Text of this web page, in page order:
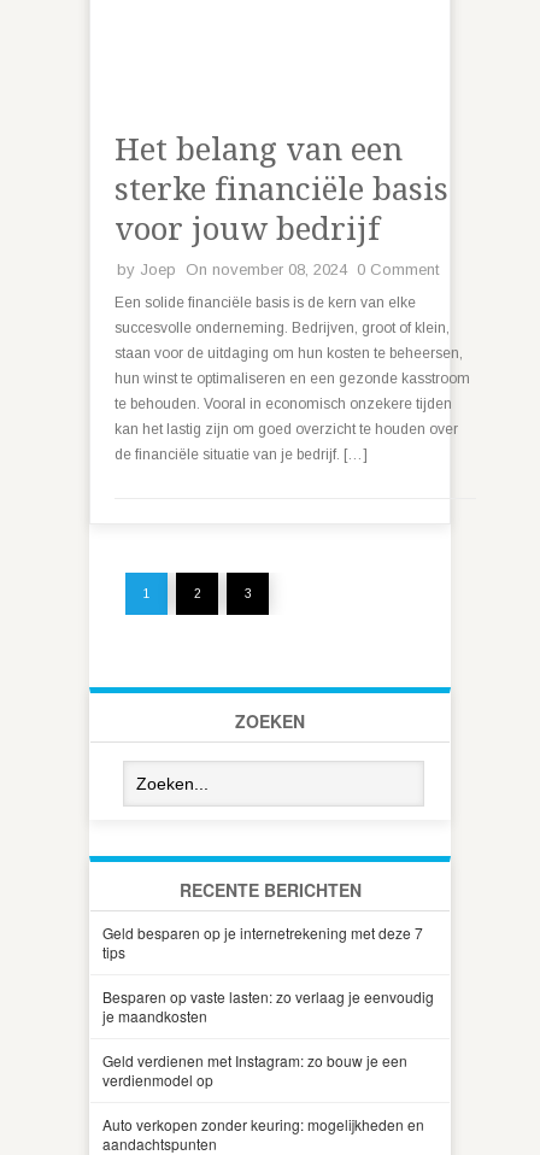
Het belang van een
sterke financiële basis
voor jouw bedrijf
by Joep On november 08, 2024 0 Comment
Een solide financiële basis is de kern van elke
succesvolle onderneming. Bedrijven, groot of klein,
staan voor de uitdaging om hun kosten te beheersen,
hun winst te optimaliseren en een gezonde kasstroom
te behouden. Vooral in economisch onzekere tijden
kan het lastig zijn om goed overzicht te houden over
de financiële situatie van je bedrijf. […]
1 2 3
ZOEKEN
RECENTE BERICHTEN
Geld besparen op je internetrekening met deze 7
tips
Besparen op vaste lasten: zo verlaag je eenvoudig
je maandkosten
Geld verdienen met Instagram: zo bouw je een
verdienmodel op
Auto verkopen zonder keuring: mogelijkheden en
aandachtspunten